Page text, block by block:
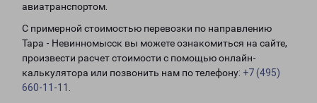
авиатранспортом.
С примерной стоимостью перевозки по направлению
Тара - Невинномысск вы можете ознакомиться на сайте,
произвести расчет стоимости с помощью онлайн-
калькулятора или позвонить нам по телефону: +7 (495)
660-11-11